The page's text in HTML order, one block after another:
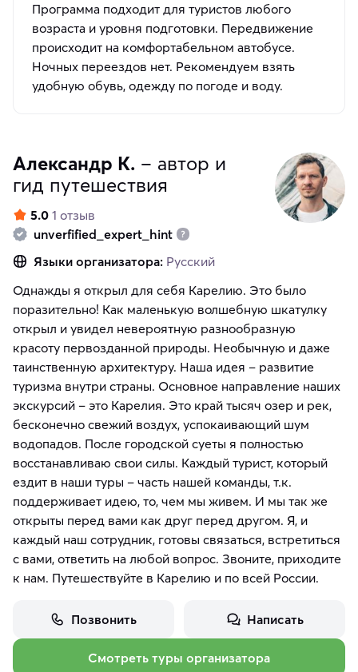
Программа подходит для туристов любого
возраста и уровня подготовки. Передвижение
происходит на комфортабельном автобусе.
Ночных переездов нет. Рекомендуем взять
удобную обувь, одежду по погоде и воду.
Александр К. – автор и
гид путешествия
5.0 1 отзыв
unverfified_expert_hint
Языки организатора: Русский
Однажды я открыл для себя Карелию. Это было
поразительно! Как маленькую волшебную шкатулку
открыл и увидел невероятную разнообразную
красоту первозданной природы. Необычную и даже
таинственную архитектуру. Наша идея – развитие
туризма внутри страны. Основное направление наших
экскурсий – это Карелия. Это край тысяч озер и рек,
бесконечно свежий воздух, успокаивающий шум
водопадов. После городской суеты я полностью
восстанавливаю свои силы. Каждый турист, который
ездит в наши туры – часть нашей команды, т.к.
поддерживает идею, то, чем мы живем. И мы так же
открыты перед вами как друг перед другом. Я, и
каждый наш сотрудник, готовы связаться, встретиться
с вами, ответить на любой вопрос. Звоните, приходите
к нам. Путешествуйте в Карелию и по всей России.
Позвонить Написать
Смотреть туры организатора